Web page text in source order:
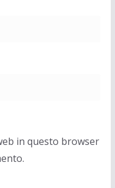
in questo browser